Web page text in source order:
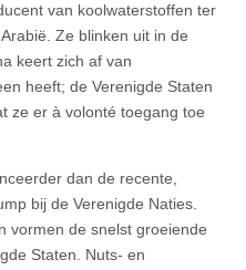
van koolwaterstoffen ter
Ze blinken uit in de
keert zich af van
heeft; de Verenigde Staten
ze er à volonté toegang toe
dan de recente,
bij de Verenigde Naties.
vormen de snelst groeiende
Staten. Nuts- en